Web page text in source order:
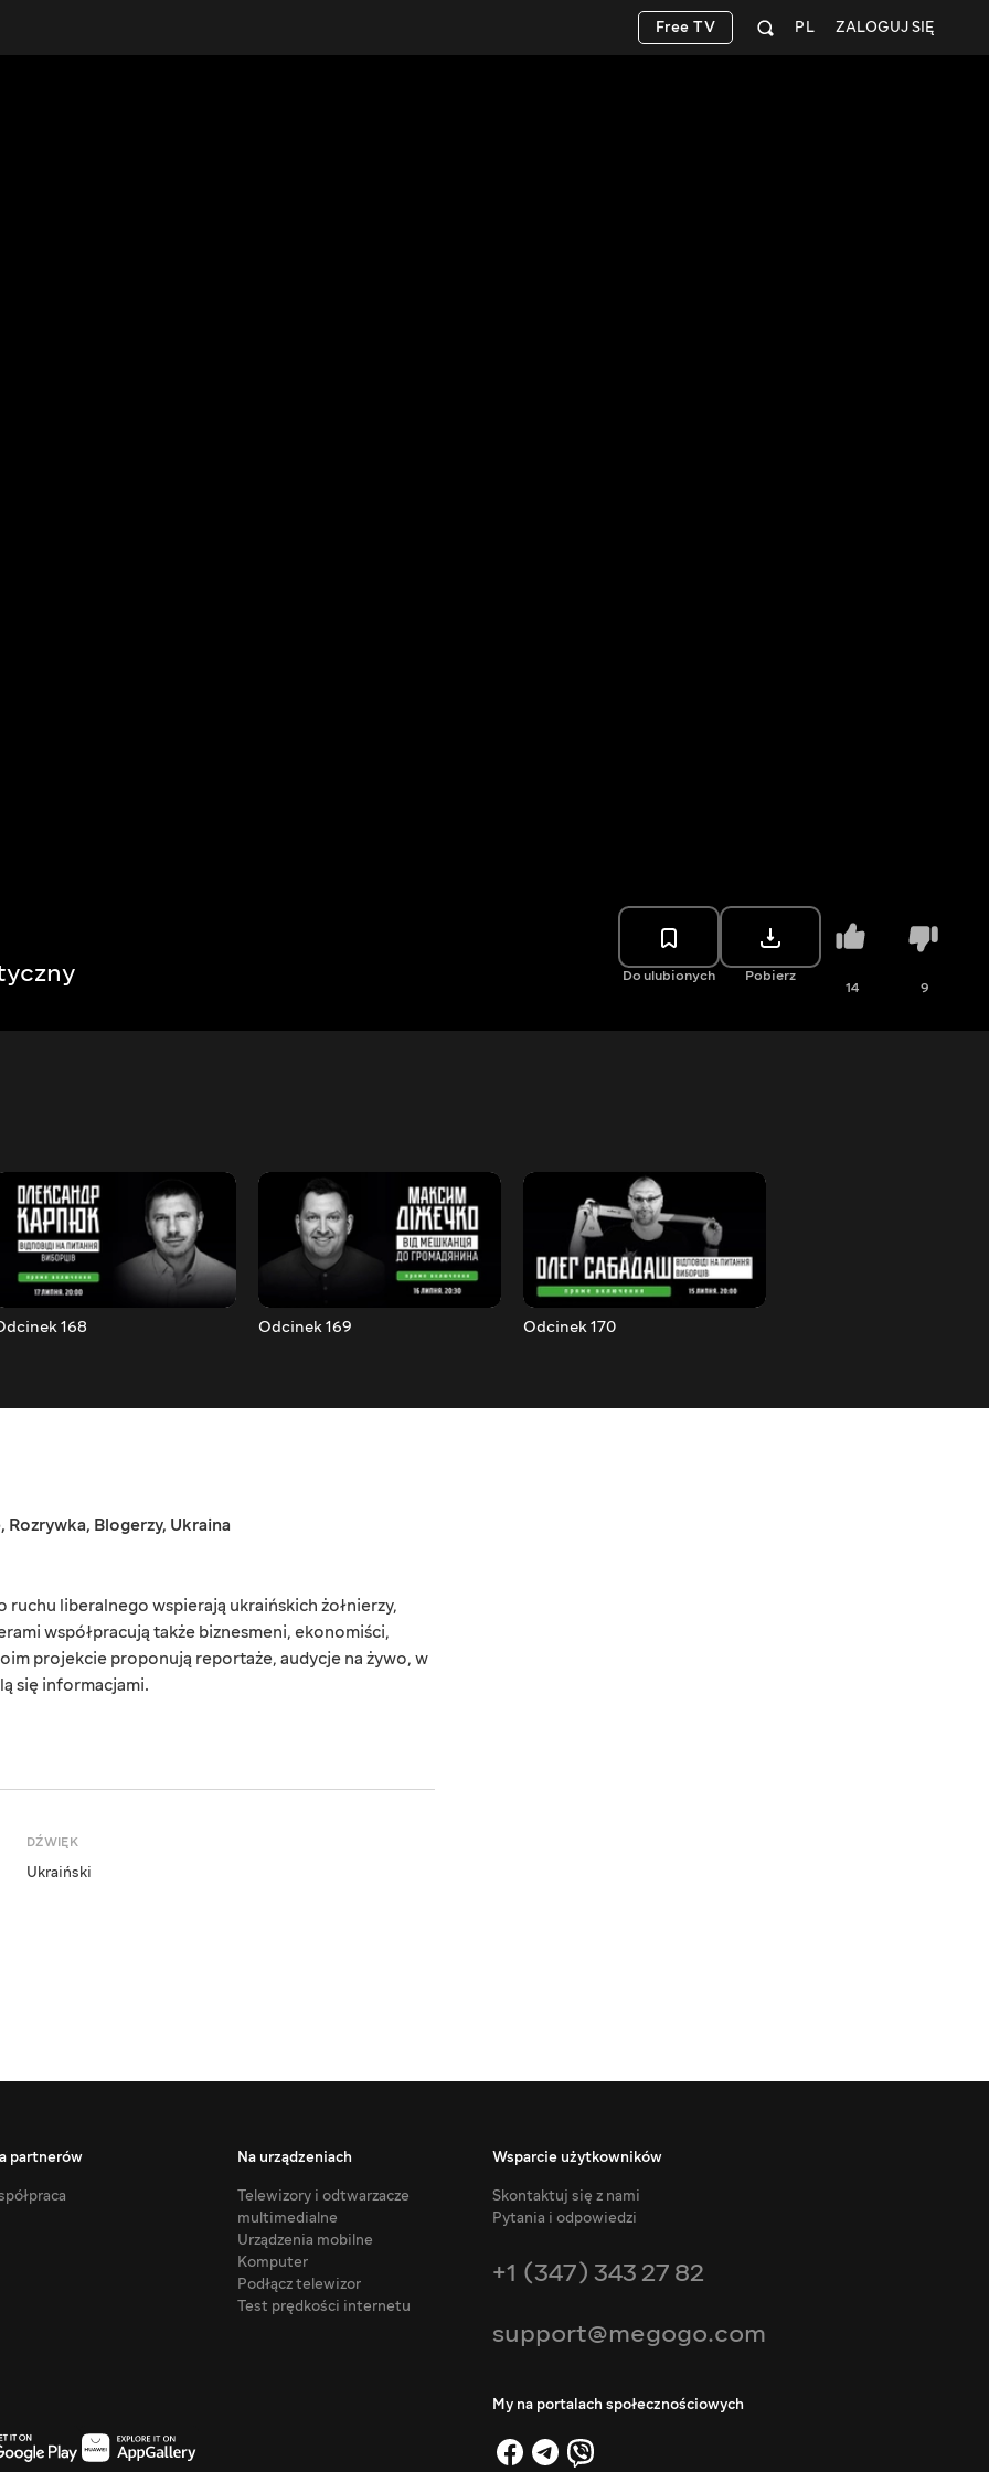
ZALOGUJ SIĘ
PL
Free TV
Do ulubionych Pobierz
14 9
168 Odcinek 169 Odcinek 170
, Rozrywka, Blogerzy, Ukraina
ruchu liberalnego wspierają ukraińskich żołnierzy,
współpracują także biznesmeni, ekonomiści,
projekcie proponują reportaże, audycje na żywo, w
się informacjami.
DŹWIĘK
Ukraiński
partnerów
Na urządzeniach
Telewizory i odtwarzacze
multimedialne
Urządzenia mobilne
Komputer
Podłącz telewizor
Test prędkości internetu
Wsparcie użytkowników
Skontaktuj się z nami
Pytania i odpowiedzi
+1 (347) 343 27 82
support@megogo.com
My na portalach społecznościowych